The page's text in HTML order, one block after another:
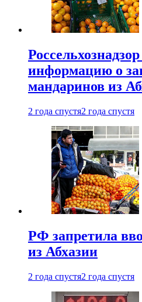
информацию о
мандаринов из
2 года спустя2 года спустя
РФ запретила
из Абхазии
2 года спустя2 года спустя